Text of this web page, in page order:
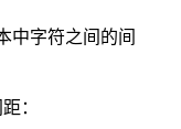
中字符之间的间
：